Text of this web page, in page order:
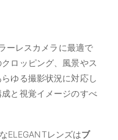
ーレスカメラに最適で
ロッピング、風景やス
ゆる撮影状況に対応し
と視覚イメージのすべ
ELEGANTレンズはブ